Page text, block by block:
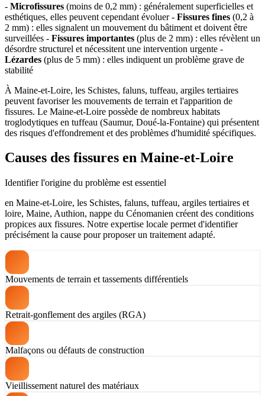
- Microfissures (moins de 0,2 mm) : généralement superficielles et
esthétiques, elles peuvent cependant évoluer - Fissures fines (0,2 à
2 mm) : elles signalent un mouvement du bâtiment et doivent être
surveillées - Fissures importantes (plus de 2 mm) : elles révèlent un
désordre structurel et nécessitent une intervention urgente -
Lézardes (plus de 5 mm) : elles indiquent un problème grave de
stabilité
À Maine-et-Loire, les Schistes, faluns, tuffeau, argiles tertiaires
peuvent favoriser les mouvements de terrain et l'apparition de
fissures. Le Maine-et-Loire possède de nombreux habitats
troglodytiques en tuffeau (Saumur, Doué-la-Fontaine) qui présentent
des risques d'effondrement et des problèmes d'humidité spécifiques.
Causes des fissures en Maine-et-Loire
Identifier l'origine du problème est essentiel
en Maine-et-Loire, les Schistes, faluns, tuffeau, argiles tertiaires et
loire, Maine, Authion, nappe du Cénomanien créent des conditions
propices aux fissures. Notre expertise locale permet d'identifier
précisément la cause pour proposer un traitement adapté.
Mouvements de terrain et tassements différentiels
Retrait-gonflement des argiles (RGA)
Malfaçons ou défauts de construction
Vieillissement naturel des matériaux